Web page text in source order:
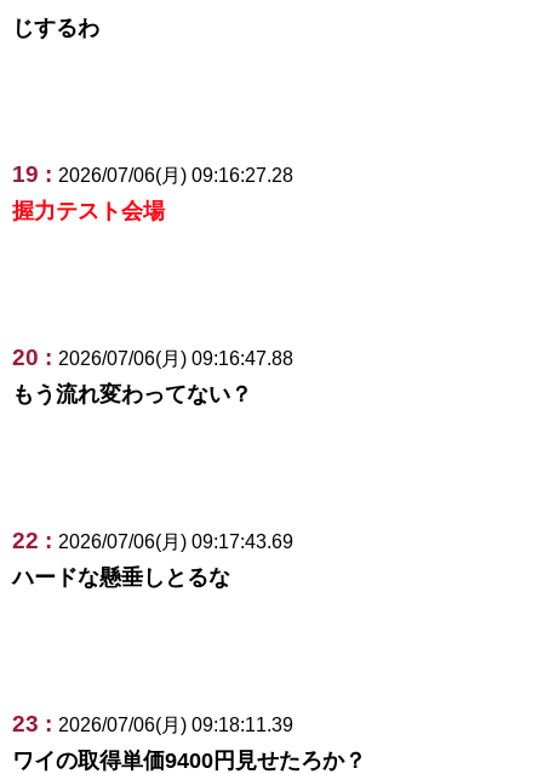
じするわ
19 : 2026/07/06(月) 09:16:27.28
握力テスト会場
20 : 2026/07/06(月) 09:16:47.88
もう流れ変わってない？
22 : 2026/07/06(月) 09:17:43.69
ハードな懸垂しとるな
23 : 2026/07/06(月) 09:18:11.39
ワイの取得単価9400円見せたろか？